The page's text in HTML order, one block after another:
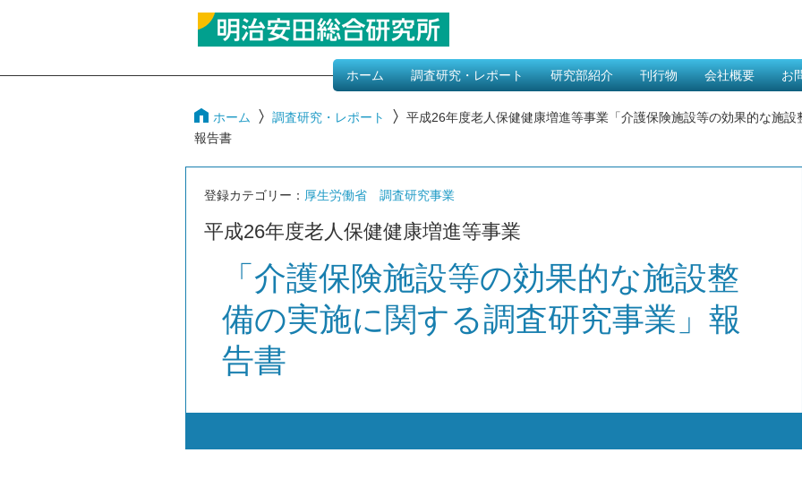
ホーム 調査研究・レポート
恋愛・結婚・出産 カテゴリー
生活意識 （ライフプラン） カテゴリー
介護 カテゴリー
医療 カテゴリー
福祉 カテゴリー
経済 カテゴリー
その他
受託調査研究について
研究部紹介
エコノミスト紹介
刊行物
レポート
書籍
MYライフスタイル
会社概要
ごあいさつ
企業理念
健康経営の取組み
沿革
アクセスマップ
お
ホーム 調査研究・レポート
平成26年度老人保健健康増進等事業「介護保険施設等の効果的な施設
報告書
登録カテゴリー： 厚生労働省 調査研究事業
平成26年度老人保健健康増進等事業
「介護保険施設等の効果的な施設整
備の実施に関する調査研究事業」報
告書